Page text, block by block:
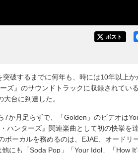
ポスト
破するまでに何年も、時には10年以上か
ズ』のサウンドトラックに収録されてい
台に到達した。
か月足らずで、「Golden」のビデオは
ハンターズ』関連楽曲として初の快挙を
ボーカルを務めるのは、EJAE、オードリ
にも「Soda Pop」「Your Idol」「How